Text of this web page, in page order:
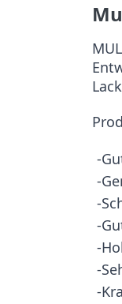
-
-
-
-
-
-
-